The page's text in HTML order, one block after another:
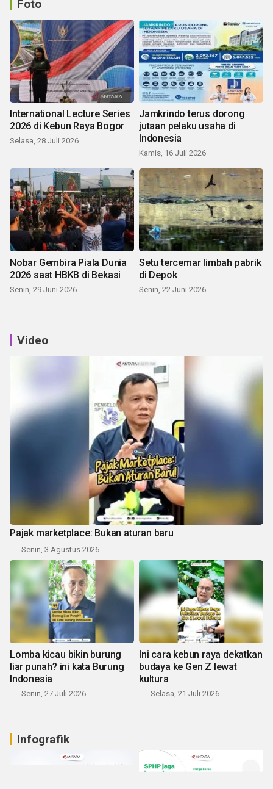
Foto
International Lecture Series
2026 di Kebun Raya Bogor
Selasa, 28 Juli 2026
Jamkrindo terus dorong
jutaan pelaku usaha di
Indonesia
Kamis, 16 Juli 2026
Nobar Gembira Piala Dunia
2026 saat HBKB di Bekasi
Senin, 29 Juni 2026
Setu tercemar limbah pabrik
di Depok
Senin, 22 Juni 2026
Video
Pajak marketplace: Bukan aturan baru
Senin, 3 Agustus 2026
Lomba kicau bikin burung
liar punah? ini kata Burung
Indonesia
Senin, 27 Juli 2026
Ini cara kebun raya dekatkan
budaya ke Gen Z lewat
kultura
Selasa, 21 Juli 2026
Infografik